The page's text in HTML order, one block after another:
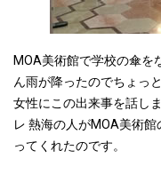
MOA美術館で学校の傘を
ん雨が降ったのでちょっ
女性にこの出来事を話し
レ 熱海の人がMOA美術館
ってくれたのです。